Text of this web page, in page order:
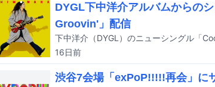
DYGL下中洋介アルバムからの
Groovin'」配信
下中洋介（DYGL）のニューシングル「
16日前
渋谷7会場「exPoP!!!!!再会」に